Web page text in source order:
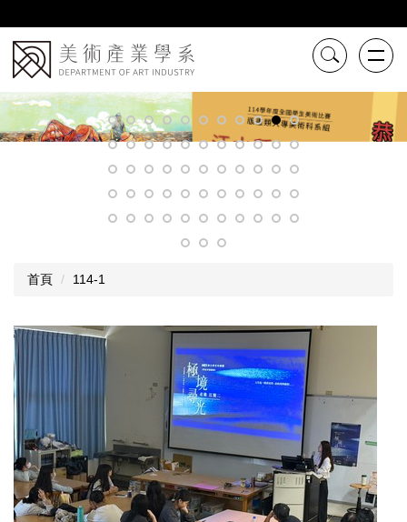
到
主
要
內
容
首頁 114-1